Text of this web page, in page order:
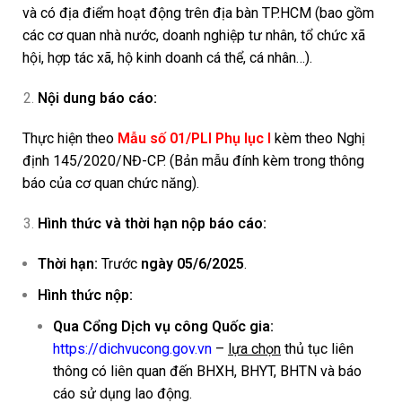
và có địa điểm hoạt động trên địa bàn TP.HCM (bao gồm
các cơ quan nhà nước, doanh nghiệp tư nhân, tổ chức xã
hội, hợp tác xã, hộ kinh doanh cá thể, cá nhân…).
Nội dung báo cáo:
Thực hiện theo Mẫu số 01/PLI Phụ lục I kèm theo Nghị
định 145/2020/NĐ-CP. (Bản mẫu đính kèm trong thông
báo của cơ quan chức năng).
Hình thức và thời hạn nộp báo cáo:
Thời hạn: Trước ngày 05/6/2025.
Hình thức nộp:
Qua Cổng Dịch vụ công Quốc gia:
https://dichvucong.gov.vn – lựa chọn thủ tục liên
thông có liên quan đến BHXH, BHYT, BHTN và báo
cáo sử dụng lao động.